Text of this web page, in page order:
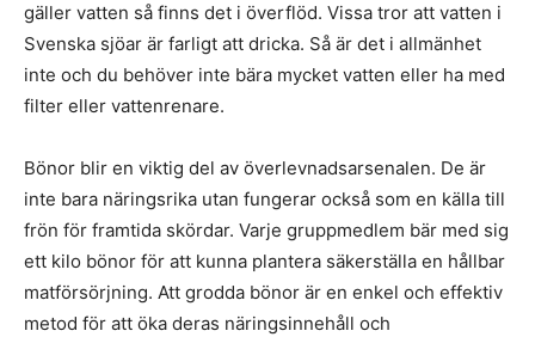
gäller vatten så finns det i överflöd. Vissa tror att vatten i
Svenska sjöar är farligt att dricka. Så är det i allmänhet
inte och du behöver inte bära mycket vatten eller ha med
filter eller vattenrenare.
Bönor blir en viktig del av överlevnadsarsenalen. De är
inte bara näringsrika utan fungerar också som en källa till
frön för framtida skördar. Varje gruppmedlem bär med sig
ett kilo bönor för att kunna plantera säkerställa en hållbar
matförsörjning. Att grodda bönor är en enkel och effektiv
metod för att öka deras näringsinnehåll och